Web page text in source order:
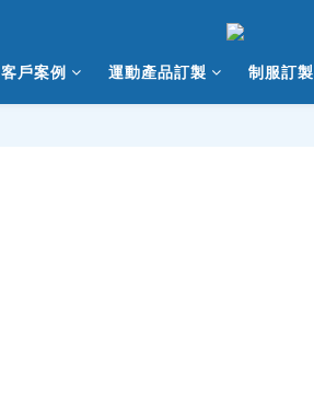
客戶案例 運動產品訂製 制服訂製